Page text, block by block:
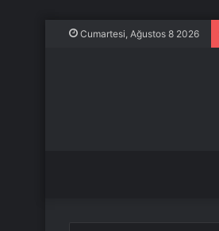
Cumartesi, Ağustos 8 2026